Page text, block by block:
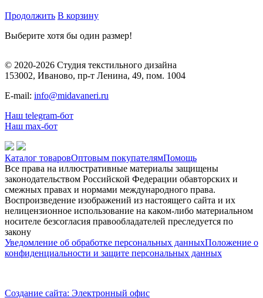
Продолжить В корзину
Выберите хотя бы один размер!
© 2020-2026 Студия текстильного дизайна
153002, Иваново, пр-т Ленина, 49, пом. 1004
E-mail: info@midavaneri.ru
Наш telegram-бот
Наш max-бот
Каталог товаровОптовым покупателямПомощь
Все права на иллюстративные материалы защищены
законодательством Российской Федерации обавторских и
смежных правах и нормами международного права.
Воспроизведение изображений из настоящего сайта и их
нелицензионное использование на каком-либо материальном
носителе безсогласия правообладателей преследуется по
закону
Уведомление об обработке персональных данныхПоложение о
конфиденциальности и защите персональных данных
Создание сайта: Электронный офис